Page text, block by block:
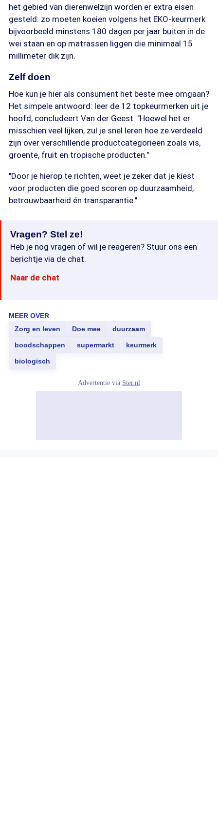
het gebied van dierenwelzijn worden er extra eisen
gesteld: zo moeten koeien volgens het EKO-keurmerk
bijvoorbeeld minstens 180 dagen per jaar buiten in de
wei staan en op matrassen liggen die minimaal 15
millimeter dik zijn.
Zelf doen
Hoe kun je hier als consument het beste mee omgaan?
Het simpele antwoord: leer de 12 topkeurmerken uit je
hoofd, concludeert Van der Geest. "Hoewel het er
misschien veel lijken, zul je snel leren hoe ze verdeeld
zijn over verschillende productcategorieën zoals vis,
groente, fruit en tropische producten."
"Door je hierop te richten, weet je zeker dat je kiest
voor producten die goed scoren op duurzaamheid,
betrouwbaarheid én transparantie."
Vragen? Stel ze!
Heb je nog vragen of wil je reageren? Stuur ons een
berichtje via de chat.
Naar de chat
MEER OVER
Zorg en leven
Doe mee duurzaam
boodschappen supermarkt keurmerk
biologisch
Advertentie via Ster.nl